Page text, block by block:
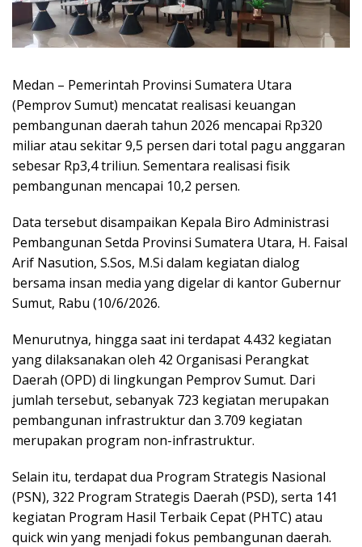
Medan – Pemerintah Provinsi Sumatera Utara
(Pemprov Sumut) mencatat realisasi keuangan
pembangunan daerah tahun 2026 mencapai Rp320
miliar atau sekitar 9,5 persen dari total pagu anggaran
sebesar Rp3,4 triliun. Sementara realisasi fisik
pembangunan mencapai 10,2 persen.
Data tersebut disampaikan Kepala Biro Administrasi
Pembangunan Setda Provinsi Sumatera Utara, H. Faisal
Arif Nasution, S.Sos, M.Si dalam kegiatan dialog
bersama insan media yang digelar di kantor Gubernur
Sumut, Rabu (10/6/2026.
Menurutnya, hingga saat ini terdapat 4.432 kegiatan
yang dilaksanakan oleh 42 Organisasi Perangkat
Daerah (OPD) di lingkungan Pemprov Sumut. Dari
jumlah tersebut, sebanyak 723 kegiatan merupakan
pembangunan infrastruktur dan 3.709 kegiatan
merupakan program non-infrastruktur.
Selain itu, terdapat dua Program Strategis Nasional
(PSN), 322 Program Strategis Daerah (PSD), serta 141
kegiatan Program Hasil Terbaik Cepat (PHTC) atau
quick win yang menjadi fokus pembangunan daerah.